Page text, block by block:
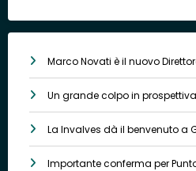
Marco Novati è il nuovo
Un grande colpo in prospettiva
La Invalves dà il benvenuto a
Importante conferma per